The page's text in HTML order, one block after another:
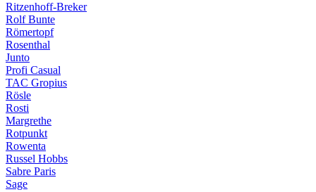
Ritzenhoff-Breker
Rolf Bunte
Römertopf
Rosenthal
Junto
Profi Casual
TAC Gropius
Rösle
Rosti
Margrethe
Rotpunkt
Rowenta
Russel Hobbs
Sabre Paris
Sage